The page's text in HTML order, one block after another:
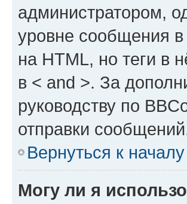
администратором,
уровне сообщения
на HTML, но теги в
в < and >. За
руководству по
отправки
Вернуться к началу
Могу ли я